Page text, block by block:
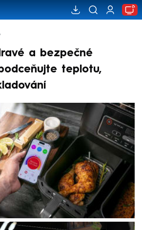
a bezpečné
teplotu,